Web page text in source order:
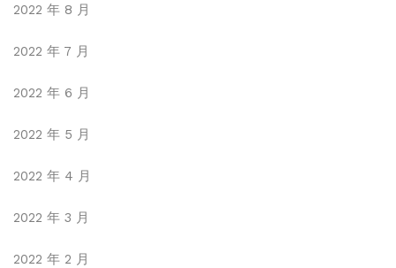
2022 年 8 月
2022 年 7 月
2022 年 6 月
2022 年 5 月
2022 年 4 月
2022 年 3 月
2022 年 2 月